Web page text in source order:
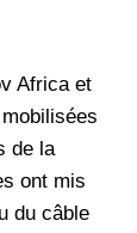
Africa et
de la
ont mis
du câble